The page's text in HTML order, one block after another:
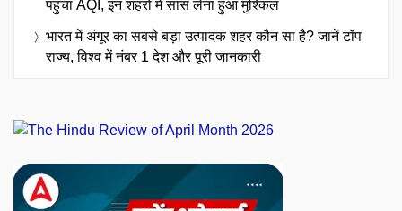
पहुंचा AQI, इन शहरों में सांस लेना हुआ मुश्किल
भारत में अंगूर का सबसे बड़ा उत्पादक शहर कौन सा है? जानें टॉप
राज्य, विश्व में नंबर 1 देश और पूरी जानकारी